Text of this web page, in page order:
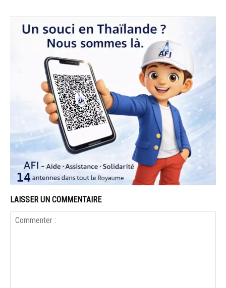
LAISSER UN COMMENTAIRE